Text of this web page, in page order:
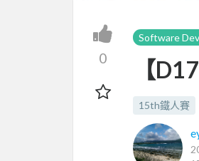
0
Software
【
15th鐵人賽